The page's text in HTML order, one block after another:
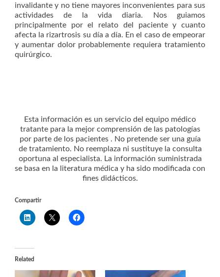
invalidante y no tiene mayores inconvenientes para sus
actividades de la vida diaria. Nos guiamos
principalmente por el relato del paciente y cuanto
afecta la rizartrosis su día a día. En el caso de empeorar
y aumentar dolor probablemente requiera tratamiento
quirúrgico.
Esta información es un servicio del equipo médico
tratante para la mejor comprensión de las patologías
por parte de los pacientes . No pretende ser una guía
de tratamiento. No reemplaza ni sustituye la consulta
oportuna al especialista. La información suministrada
se basa en la literatura médica y ha sido modificada con
fines didácticos.
Compartir
Related